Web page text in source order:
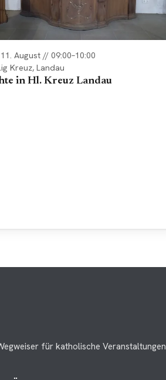
August // 09:00–10:00
Kreuz, Landau
in Hl. Kreuz Landau
für katholische Veranstaltungen